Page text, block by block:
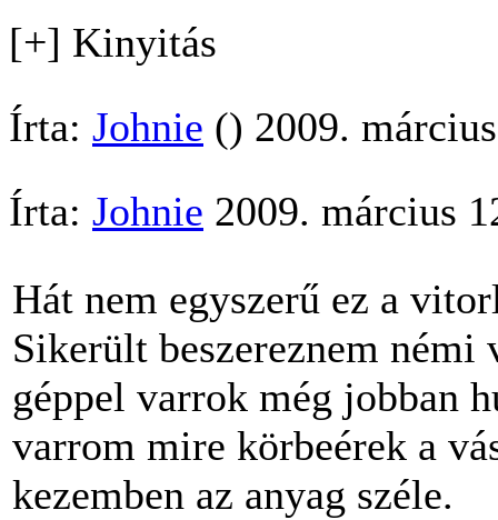
[+] Kinyitás
Írta: Johnie () 2009.
Írta: Johnie 2009. március
Hát nem egyszerű ez a
Sikerült beszereznem némi
géppel varrok még jobban
varrom mire körbeérek a
kezemben az anyag széle.